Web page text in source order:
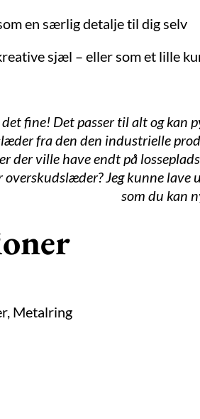
en særlig detalje til dig selv
sjæl – eller som et lille
det fine! Det passer til alt og
fra den den industrielle
der ville have endt på
Jeg kunne
som du kan
Metalring